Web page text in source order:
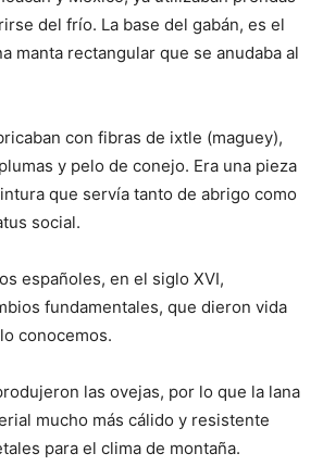
del frío. La base del gabán, es el
manta rectangular que se anudaba al
con fibras de ixtle (maguey),
y pelo de conejo. Era una pieza
que servía tanto de abrigo como
social.
españoles, en el siglo XVI,
fundamentales, que dieron vida
conocemos.
las ovejas, por lo que la lana
mucho más cálido y resistente
para el clima de montaña.